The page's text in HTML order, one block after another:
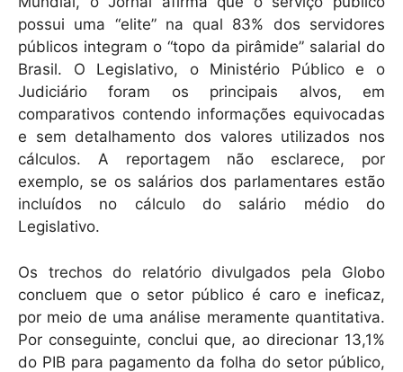
possui uma “elite” na qual 83% dos servidores
públicos integram o “topo da pirâmide” salarial do
Brasil. O Legislativo, o Ministério Público e o
Judiciário foram os principais alvos, em
comparativos contendo informações equivocadas
e sem detalhamento dos valores utilizados nos
cálculos. A reportagem não esclarece, por
exemplo, se os salários dos parlamentares estão
incluídos no cálculo do salário médio do
Legislativo.
Os trechos do relatório divulgados pela Globo
concluem que o setor público é caro e ineficaz,
por meio de uma análise meramente quantitativa.
Por conseguinte, conclui que, ao direcionar 13,1%
do PIB para pagamento da folha do setor público,